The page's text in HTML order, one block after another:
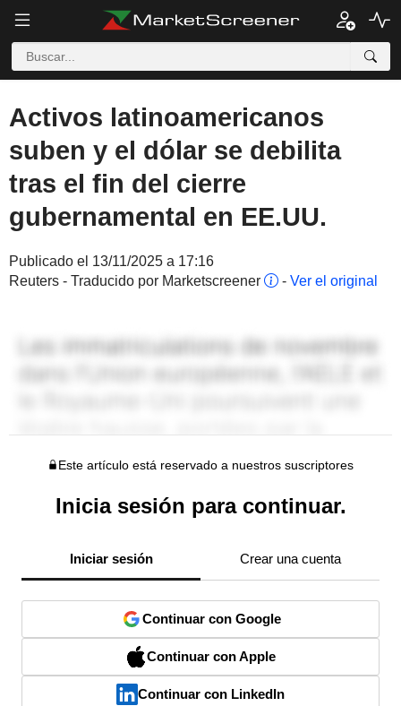
Activos latinoamericanos
suben y el dólar se debilita
tras el fin del cierre
gubernamental en EE.UU.
Publicado el 13/11/2025 a 17:16
Reuters - Traducido por Marketscreener
- Ver el original
Este artículo está reservado a nuestros suscriptores
Inicia sesión para continuar.
Iniciar sesión Crear una cuenta
Continuar con Google
Continuar con Apple
Continuar con LinkedIn